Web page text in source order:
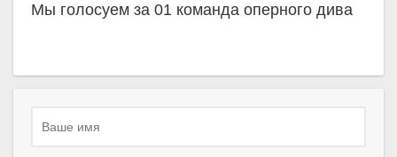
Мы голосуем за 01 команда оперного дива